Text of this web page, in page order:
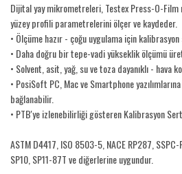
Dijital yay mikrometreleri, Testex Press-O-
yüzey profili parametrelerini ölçer ve kaydeder.
• Ölçüme hazır - çoğu uygulama için
• Daha doğru bir tepe-vadi yükseklik ölçümü
• Solvent, asit, yağ, su ve toza dayanıklı - hava
• PosiSoft PC, Mac ve Smartphone
bağlanabilir.
• PTB'ye izlenebilirliği gösteren Kalibrasyon
ASTM D4417, ISO 8503-5, NACE RP287, SSPC-
SP10, SP11-87T ve diğerlerine uygundur.